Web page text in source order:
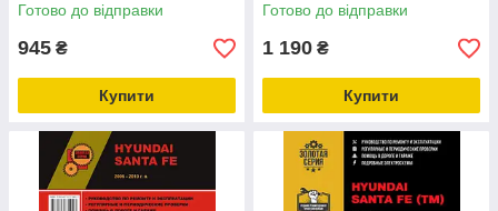
Готово до відправки
945 ₴
Купити
Готово до відправки
1 190 ₴
Купити